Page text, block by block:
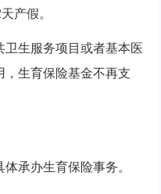
产假。
生服务项目或者基本医
，生育保险基金不再支
承办生育保险事务。